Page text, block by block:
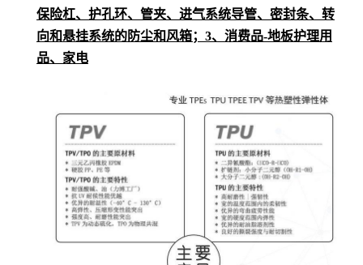
保险杠、护孔环、管夹、进气系统导管、密封条、转
向和悬挂系统的防尘和风箱；3、消费品-地板护理用
品、家电